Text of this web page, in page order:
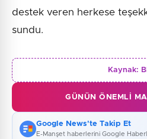
destek veren herkese
sundu.
Kaynak:
GÜNÜN ÖNEMLI
Google News'te Takip Et
E-Manşet haberlerini Google